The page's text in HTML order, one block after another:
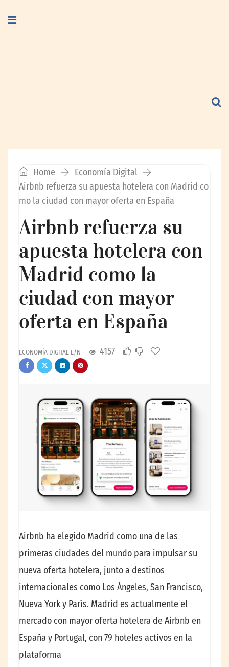
Home
Economía Digital
Airbnb refuerza su apuesta hotelera con Madrid co
mo la ciudad con mayor oferta en España
Airbnb refuerza su
apuesta hotelera con
Madrid como la
ciudad con mayor
oferta en España
ECONOMÍA DIGITAL E/N 4157
Airbnb ha elegido Madrid como una de las
primeras ciudades del mundo para impulsar su
nueva oferta hotelera, junto a destinos
internacionales como Los Ángeles, San Francisco,
Nueva York y París. Madrid es actualmente el
mercado con mayor oferta hotelera de Airbnb en
España y Portugal, con 79 hoteles activos en la
plataforma